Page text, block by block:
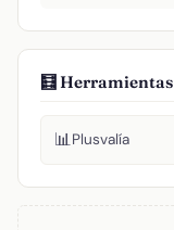
🧮 Herramientas
📊Plusvalía